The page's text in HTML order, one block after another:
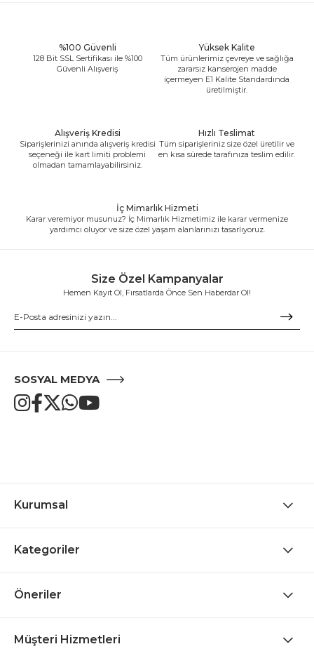
%100 Güvenli
128 Bit SSL Sertifikası ile %100
Güvenli Alışveriş
Yüksek Kalite
Tüm ürünlerimiz çevreye ve sağlığa
zararsız kanserojen madde
içermeyen E1 Kalite Standardında
üretilmiştir.
Alışveriş Kredisi
Siparişlerinizi anında alışveriş kredisi
seçeneği ile kart limiti problemi
olmadan tamamlayabilirsiniz.
Hızlı Teslimat
Tüm siparişleriniz size özel üretilir ve
en kısa sürede tarafınıza teslim edilir.
İç Mimarlık Hizmeti
Karar veremiyor musunuz? İç Mimarlık Hizmetimiz ile karar vermenize
yardımcı oluyor ve size özel yaşam alanlarınızı tasarlıyoruz.
Size Özel Kampanyalar
Hemen Kayıt Ol, Fırsatlarda Önce Sen Haberdar Ol!
SOSYAL MEDYA
Kurumsal
Kategoriler
Öneriler
Müşteri Hizmetleri